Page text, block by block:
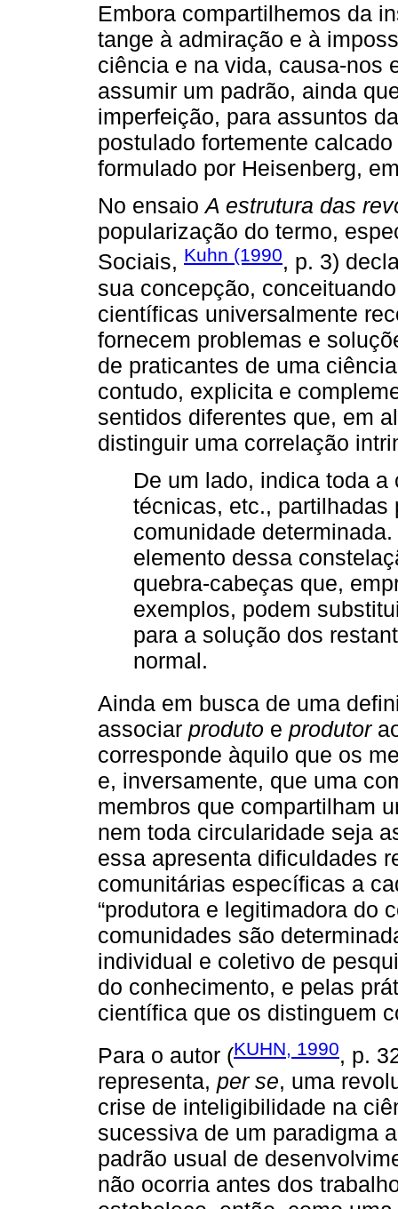
Embora compartilhemos da
tange à admiração e à
ciência e na vida, causa-nos
assumir um padrão, ainda
imperfeição, para assuntos
postulado fortemente
formulado por Heisenberg,
No ensaioA estrutura das
popularização do termo,
Sociais, Kuhn (1990, p. 3)
sua concepção,
científicas universalmente
fornecem problemas e
de praticantes de uma
contudo, explicita e
sentidos diferentes que, em
distinguir uma correlação
De um lado, indica toda
técnicas, etc., partilhadas
comunidade
elemento dessa
quebra-cabeças que,
exemplos, podem
para a solução dos
normal.
Ainda em busca de uma
associar produto e produtor
corresponde àquilo que os
e, inversamente, que uma
membros que compartilham
nem toda circularidade seja
essa apresenta dificuldades
comunitárias específicas a
“produtora e legitimadora do
comunidades são
individual e coletivo de
do conhecimento, e pelas
científica que os distinguem
Para o autor (KUHN, 1990, p.
representa, per se, uma
crise de inteligibilidade na
sucessiva de um paradigma
padrão usual de
não ocorria antes dos